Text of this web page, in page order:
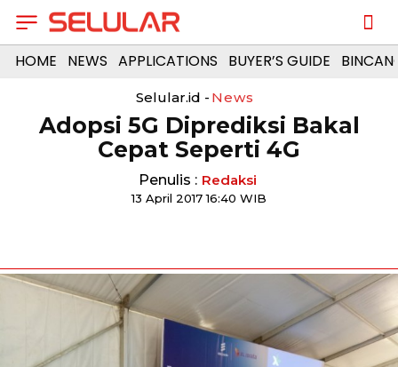
HOME NEWS APPLICATIONS BUYER’S GUIDE
Selular.id - News
Adopsi 5G Diprediksi Bakal
Cepat Seperti 4G
Penulis : Redaksi
13 April 2017 16:40 WIB